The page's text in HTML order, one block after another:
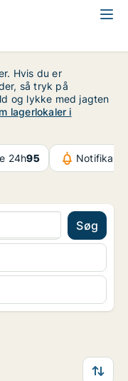
Hvis du er
så tryk på
og lykke med jagten
lagerlokaler i
24h95
Søg